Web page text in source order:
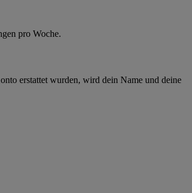
pro Woche.
erstattet wurden, wird dein Name und deine